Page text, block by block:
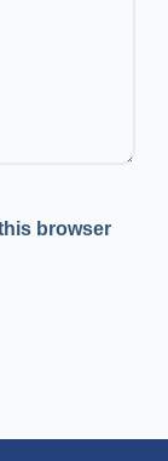
browser